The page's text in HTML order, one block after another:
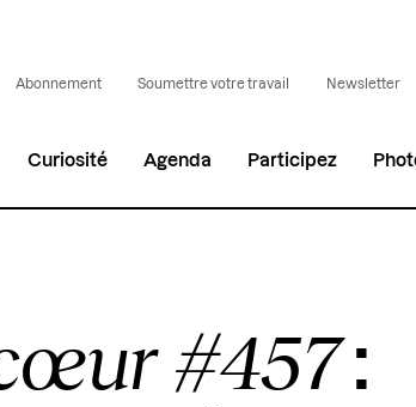
Abonnement Soumettre votre travail Newsletter
Curiosité Agenda Participez
#457: